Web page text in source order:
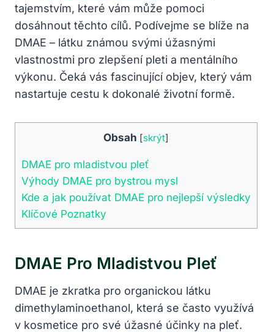
tajemstvím, které vám může pomoci
dosáhnout těchto cílů. Podívejme se blíže na
DMAE – látku známou svými úžasnými
vlastnostmi pro zlepšení pleti a mentálního
výkonu. Čeká vás fascinující objev, který vám
nastartuje cestu k dokonalé životní formě.
Obsah [skrýt]
DMAE pro mladistvou pleť
Výhody DMAE pro bystrou mysl
Kde a jak používat DMAE pro nejlepší výsledky
Klíčové Poznatky
DMAE Pro Mladistvou Pleť
DMAE je zkratka pro organickou látku
dimethylaminoethanol, která se často využívá
v kosmetice pro své úžasné účinky na pleť.